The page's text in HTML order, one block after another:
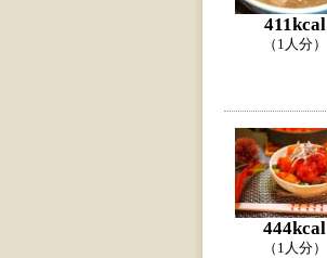
411kcal
（1人分）
444kcal
（1人分）